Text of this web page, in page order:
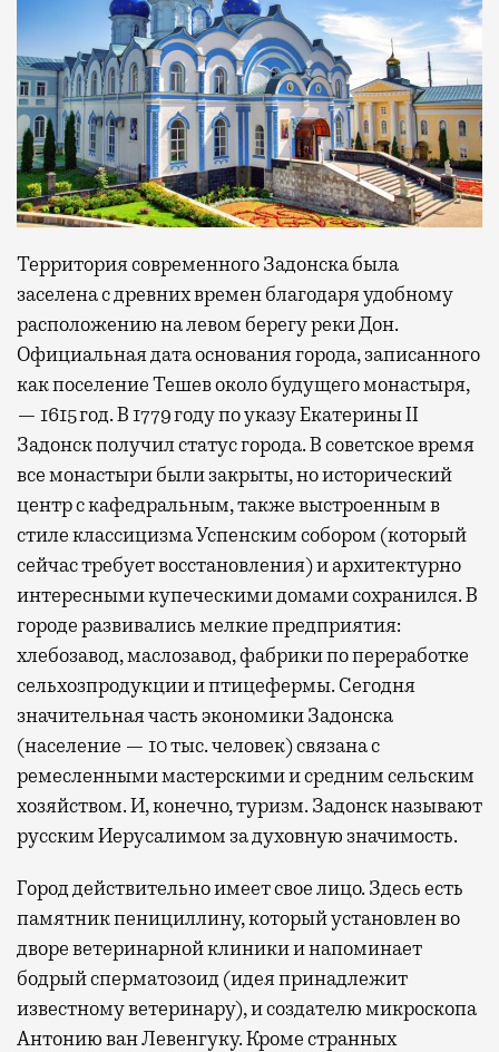
Территория современного Задонска была
заселена с древних времен благодаря удобному
расположению на левом берегу реки Дон.
Официальная дата основания города, записанного
как поселение Тешев около будущего монастыря,
— 1615 год. В 1779 году по указу Екатерины II
Задонск получил статус города. В советское время
все монастыри были закрыты, но исторический
центр с кафедральным, также выстроенным в
стиле классицизма Успенским собором (который
сейчас требует восстановления) и архитектурно
интересными купеческими домами сохранился. В
городе развивались мелкие предприятия:
хлебозавод, маслозавод, фабрики по переработке
сельхозпродукции и птицефермы. Сегодня
значительная часть экономики Задонска
(население — 10 тыс. человек) связана с
ремесленными мастерскими и средним сельским
хозяйством. И, конечно, туризм. Задонск называют
русским Иерусалимом за духовную значимость.
Город действительно имеет свое лицо. Здесь есть
памятник пенициллину, который установлен во
дворе ветеринарной клиники и напоминает
бодрый сперматозоид (идея принадлежит
известному ветеринару), и создателю микроскопа
Антонию ван Левенгуку. Кроме странных